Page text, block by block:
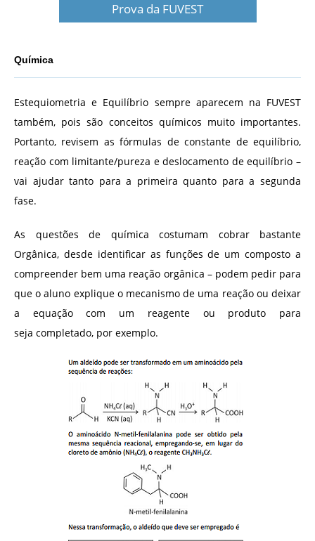
Prova da FUVEST
Química
Estequiometria e Equilíbrio sempre aparecem na FUVEST
também, pois são conceitos químicos muito importantes.
Portanto, revisem as fórmulas de constante de equilíbrio,
reação com limitante/pureza e deslocamento de equilíbrio –
vai ajudar tanto para a primeira quanto para a segunda
fase.
As questões de química costumam cobrar bastante
Orgânica, desde identificar as funções de um composto a
compreender bem uma reação orgânica – podem pedir para
que o aluno explique o mecanismo de uma reação ou deixar
a equação com um reagente ou produto para
seja completado, por exemplo.